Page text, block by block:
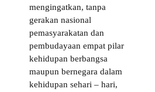
mengingatkan, tanpa
gerakan nasional
pemasyarakatan dan
pembudayaan empat pilar
kehidupan berbangsa
maupun bernegara dalam
kehidupan sehari – hari,